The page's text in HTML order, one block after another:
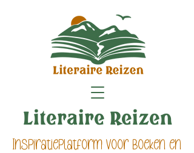
Inspiratieplatform voor boeken en
Literaire Reizen